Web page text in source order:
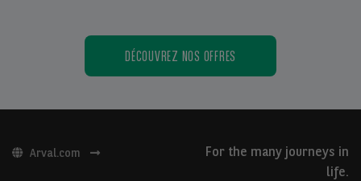
DÉCOUVREZ NOS OFFRES
Arval.com
For the many journeys in
life.